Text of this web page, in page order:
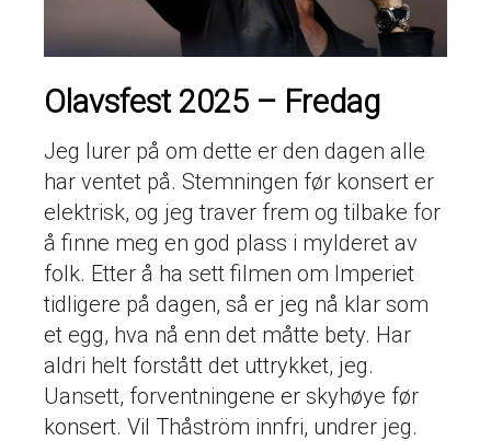
Olavsfest 2025 – Fredag
Jeg lurer på om dette er den dagen alle
har ventet på. Stemningen før konsert er
elektrisk, og jeg traver frem og tilbake for
å finne meg en god plass i mylderet av
folk. Etter å ha sett filmen om Imperiet
tidligere på dagen, så er jeg nå klar som
et egg, hva nå enn det måtte bety. Har
aldri helt forstått det uttrykket, jeg.
Uansett, forventningene er skyhøye før
konsert. Vil Thåström innfri, undrer jeg.